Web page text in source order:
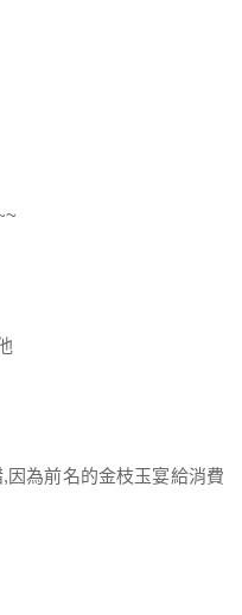
為前名的金枝玉宴給消費